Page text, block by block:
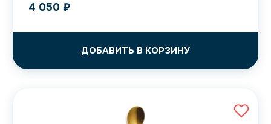
4 050 ₽
ДОБАВИТЬ В КОРЗИНУ